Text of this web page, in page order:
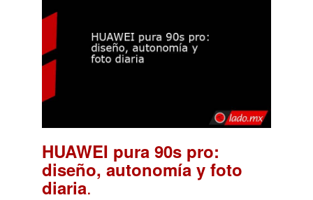
HUAWEI pura 90s pro:
diseño, autonomía y foto
diaria.